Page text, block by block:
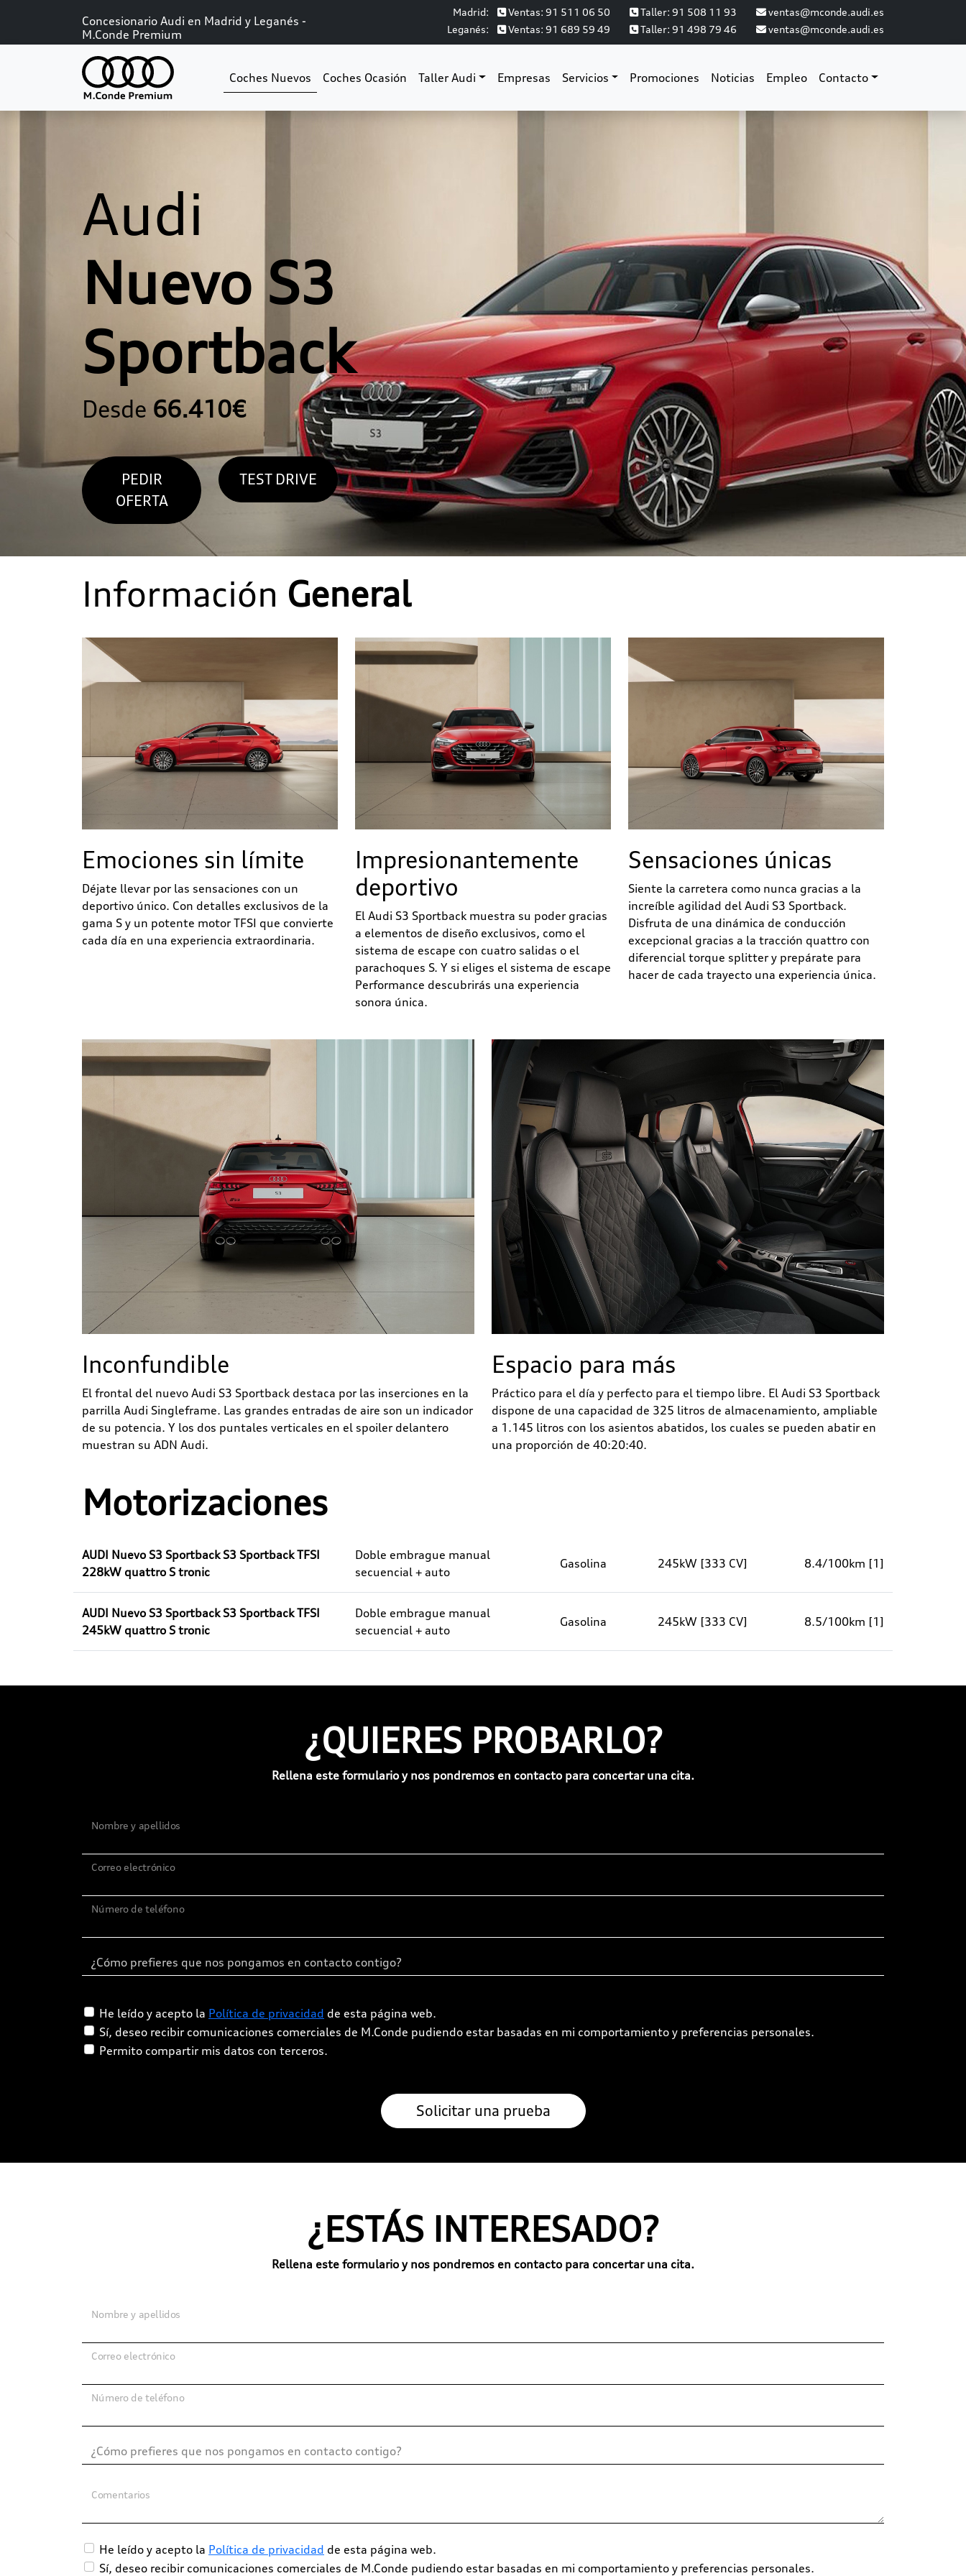
Concesionario Audi en Madrid y Leganés -
M.Conde Premium
Madrid: Ventas: 91 511 06 50 Taller: 91 508 11 93
ventas@mconde.audi.es
Leganés:
Ventas: 91 689 59 49 Taller: 91 498 79 46 ventas@mconde.audi.es
Coches Nuevos Coches Ocasión Taller Audi Empresas Servicios Promociones Noticias Empleo Contacto
Audi
Nuevo S3
Sportback
Desde 66.410€
PEDIR
OFERTA
TEST DRIVE
Información General
Emociones sin límite
Déjate llevar por las sensaciones con un
deportivo único. Con detalles exclusivos de la
gama S y un potente motor TFSI que convierte
cada día en una experiencia extraordinaria.
Impresionantemente
deportivo
El Audi S3 Sportback muestra su poder gracias
a elementos de diseño exclusivos, como el
sistema de escape con cuatro salidas o el
parachoques S. Y si eliges el sistema de escape
Performance descubrirás una experiencia
sonora única.
Sensaciones únicas
Siente la carretera como nunca gracias a la
increíble agilidad del Audi S3 Sportback.
Disfruta de una dinámica de conducción
excepcional gracias a la tracción quattro con
diferencial torque splitter y prepárate para
hacer de cada trayecto una experiencia única.
Inconfundible
El frontal del nuevo Audi S3 Sportback destaca por las inserciones en la
parrilla Audi Singleframe. Las grandes entradas de aire son un indicador
de su potencia. Y los dos puntales verticales en el spoiler delantero
muestran su ADN Audi.
Espacio para más
Práctico para el día y perfecto para el tiempo libre. El Audi S3 Sportback
dispone de una capacidad de 325 litros de almacenamiento, ampliable
a 1.145 litros con los asientos abatidos, los cuales se pueden abatir en
una proporción de 40:20:40.
Motorizaciones
AUDI Nuevo S3 Sportback S3 Sportback TFSI
228kW quattro S tronic
Doble embrague manual
secuencial + auto
Gasolina 245kW [333 CV] 8.4/100km [1]
AUDI Nuevo S3 Sportback S3 Sportback TFSI
245kW quattro S tronic
Doble embrague manual
secuencial + auto
Gasolina 245kW [333 CV] 8.5/100km [1]
¿QUIERES PROBARLO?
Rellena este formulario y nos pondremos en contacto para concertar una cita.
Nombre y apellidos
Correo electrónico
Número de teléfono
He leído y acepto la Política de privacidad de esta página web.
Sí, deseo recibir comunicaciones comerciales de M.Conde pudiendo estar basadas en mi comportamiento y preferencias personales.
Permito compartir mis datos con terceros.
¿ESTÁS INTERESADO?
Rellena este formulario y nos pondremos en contacto para concertar una cita.
Nombre y apellidos
Correo electrónico
Número de teléfono
Comentarios
He leído y acepto la Política de privacidad de esta página web.
Sí, deseo recibir comunicaciones comerciales de M.Conde pudiendo estar basadas en mi comportamiento y preferencias personales.